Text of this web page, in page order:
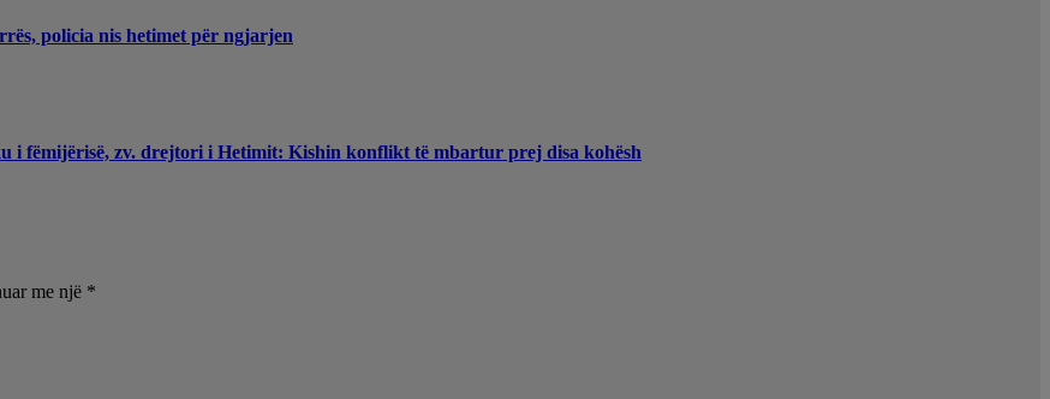
policia nis hetimet për ngjarjen
i fëmijërisë, zv. drejtori i Hetimit: Kishin konflikt të mbartur prej disa kohësh
me një *